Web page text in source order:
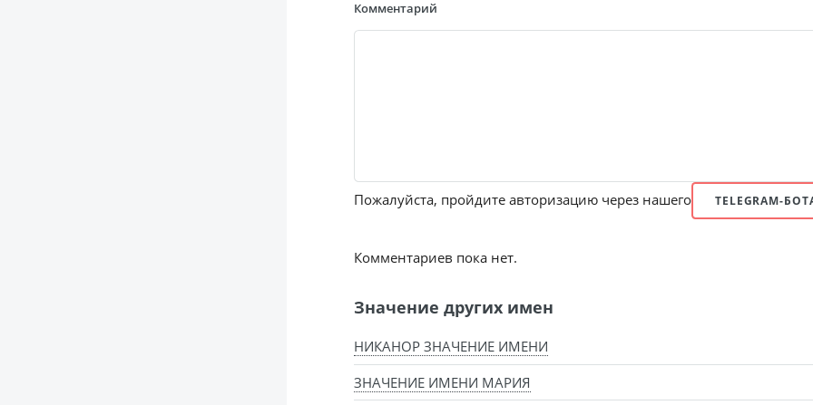
Комментарий
Пожалуйста, пройдите авторизацию через нашего TELEGRAM-
Комментариев пока нет.
Значение других имен
НИКАНОР ЗНАЧЕНИЕ ИМЕНИ
ЗНАЧЕНИЕ ИМЕНИ МАРИЯ